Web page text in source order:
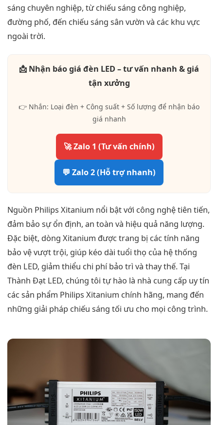
sáng chuyên nghiệp, từ chiếu sáng công nghiệp,
đường phố, đến chiếu sáng sân vườn và các khu vực
ngoài trời.
📩 Nhận báo giá đèn LED – tư vấn nhanh & giá
tận xưởng
👉 Nhắn: Loại đèn + Công suất + Số lượng để nhận báo
giá nhanh
🚀 Zalo 1 (Tư vấn chính)
💬 Zalo 2 (Hỗ trợ nhanh)
Nguồn Philips Xitanium nổi bật với công nghệ tiên tiến,
đảm bảo sự ổn định, an toàn và hiệu quả năng lượng.
Đặc biệt, dòng Xitanium được trang bị các tính năng
bảo vệ vượt trội, giúp kéo dài tuổi thọ của hệ thống
đèn LED, giảm thiểu chi phí bảo trì và thay thế. Tại
Thành Đạt LED, chúng tôi tự hào là nhà cung cấp uy tín
các sản phẩm Philips Xitanium chính hãng, mang đến
những giải pháp chiếu sáng tối ưu cho mọi công trình.